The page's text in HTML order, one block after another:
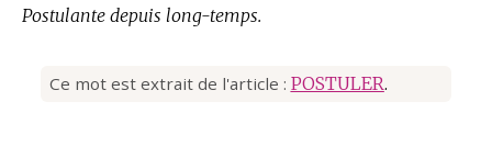
Postulante depuis long-temps.
Ce mot est extrait de l'article : POSTULER.